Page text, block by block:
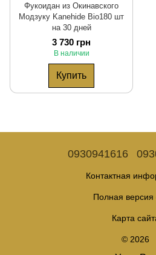
Фукоидан из Окинавского
Модзуку Kanehide Bio180 шт
на 30 дней
3 730 грн
В наличии
Купить
0930941616
Контактная
Полная версия
Карта
© 2026